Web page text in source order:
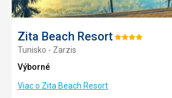
Zita Beach ResortHodnotenie:
Tunisko - Zarzis
Výborné
Viac o Zita Beach Resort